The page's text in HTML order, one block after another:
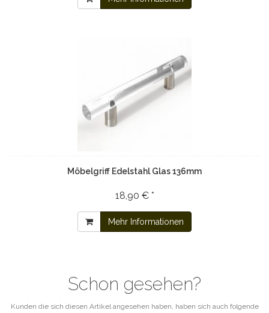
Möbelgriff Edelstahl Glas 136mm
18,90 € *
Mehr Informationen
Schon gesehen?
Kunden die sich diesen Artikel angesehen haben, haben sich auch folgende